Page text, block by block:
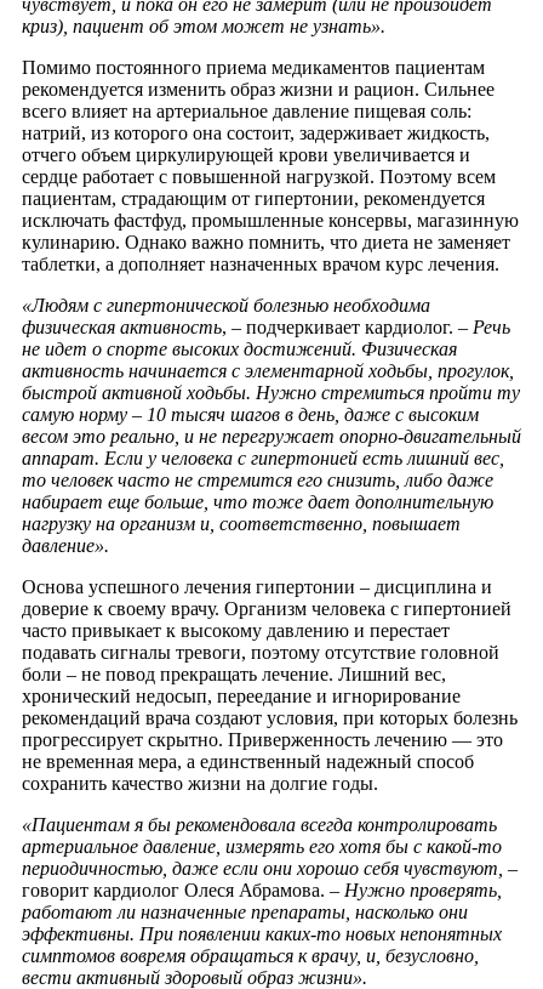
чувствует, и пока он его не замерит (или не произойдет
криз), пациент об этом может не узнать».
Помимо постоянного приема медикаментов пациентам
рекомендуется изменить образ жизни и рацион. Сильнее
всего влияет на артериальное давление пищевая соль:
натрий, из которого она состоит, задерживает жидкость,
отчего объем циркулирующей крови увеличивается и
сердце работает с повышенной нагрузкой. Поэтому всем
пациентам, страдающим от гипертонии, рекомендуется
исключать фастфуд, промышленные консервы, магазинную
кулинарию. Однако важно помнить, что диета не заменяет
таблетки, а дополняет назначенных врачом курс лечения.
«Людям с гипертонической болезнью необходима
физическая активность, – подчеркивает кардиолог. – Речь
не идет о спорте высоких достижений. Физическая
активность начинается с элементарной ходьбы, прогулок,
быстрой активной ходьбы. Нужно стремиться пройти ту
самую норму – 10 тысяч шагов в день, даже с высоким
весом это реально, и не перегружает опорно-двигательный
аппарат. Если у человека с гипертонией есть лишний вес,
то человек часто не стремится его снизить, либо даже
набирает еще больше, что тоже дает дополнительную
нагрузку на организм и, соответственно, повышает
давление».
Основа успешного лечения гипертонии – дисциплина и
доверие к своему врачу. Организм человека с гипертонией
часто привыкает к высокому давлению и перестает
подавать сигналы тревоги, поэтому отсутствие головной
боли – не повод прекращать лечение. Лишний вес,
хронический недосып, переедание и игнорирование
рекомендаций врача создают условия, при которых болезнь
прогрессирует скрытно. Приверженность лечению — это
не временная мера, а единственный надежный способ
сохранить качество жизни на долгие годы.
«Пациентам я бы рекомендовала всегда контролировать
артериальное давление, измерять его хотя бы с какой-то
периодичностью, даже если они хорошо себя чувствуют, –
говорит кардиолог Олеся Абрамова. – Нужно проверять,
работают ли назначенные препараты, насколько они
эффективны. При появлении каких-то новых непонятных
симптомов вовремя обращаться к врачу, и, безусловно,
вести активный здоровый образ жизни».